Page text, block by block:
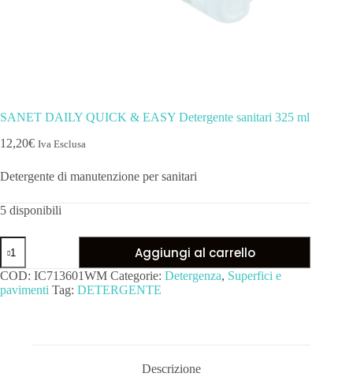
SANET DAILY QUICK & EASY Detergente sanitari 325 ml
12,20€ Iva Esclusa
Detergente di manutenzione per sanitari
5 disponibili
Aggiungi al carrello
COD: IC713601WM Categorie: Detergenza, Superfici e
pavimenti Tag: DETERGENTE
Descrizione